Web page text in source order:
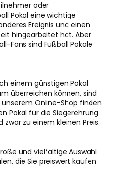
oder
Pokal eine wichtige
Ereignis und einen
hingearbeitet hat. Aber
Fans sind Fußball Pokale
einem günstigen Pokal
überreichen können, sind
Online-Shop finden
Pokal für die Siegerehrung
zwar zu einem kleinen Preis.
und vielfältige Auswahl
die Sie preiswert kaufen